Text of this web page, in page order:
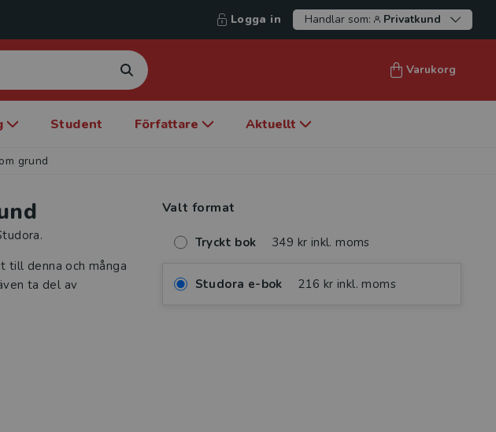
Logga in Handlar som: Privatkund
Varukorg
Student Författare Aktuellt
grund
till denna och många
ta del av
Valt format
Tryckt bok 349 kr inkl. moms
Studora e-bok 216 kr inkl. moms